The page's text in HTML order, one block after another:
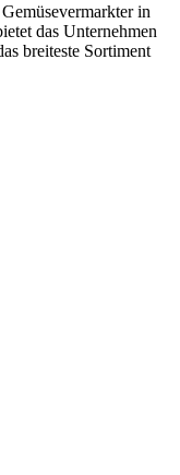
in
das Unternehmen
breiteste Sortiment